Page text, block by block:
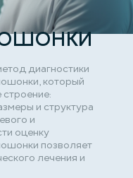
диагностики
который
и структура
и
оценку
позволяет
лечения и